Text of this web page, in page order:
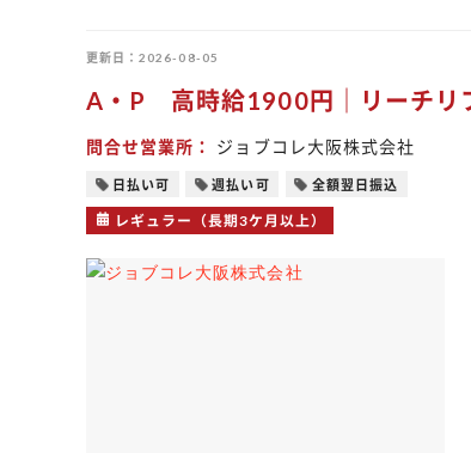
更新日 2026-08-05
A・P 高時給1900円｜リーチリ
問合せ営業所 ジョブコレ大阪株式会社
日払い可 週払い可 全額翌日振込
レギュラー（長期3ケ月以上）